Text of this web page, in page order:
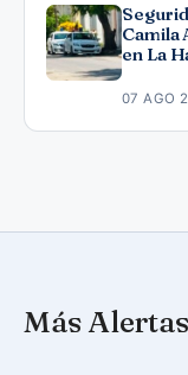
Camila
en La
07 AGO
Más Alertas